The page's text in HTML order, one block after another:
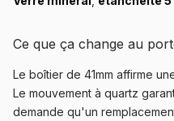
Ce que ça change au
Le boîtier de 41mm affirme
Le mouvement à quartz
demande qu'un